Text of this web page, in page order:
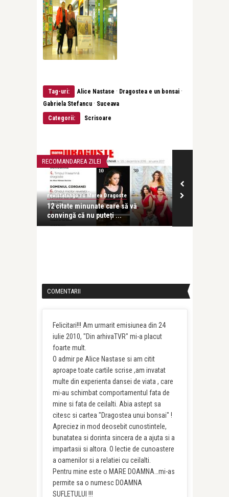
Tag-uri: Alice Nastase · Dragostea e un bonsai ·
Gabriela Stefancu · Suceava
Categorii:
Scrisoare
RECOMANDAREA ZILEI
revistatango.ro Marea Dragoste
12 citate minunate care să vă
convingă că nu puteți ...
COMENTARII
Felicitari!!! Am urmarit emisiunea din 24
iulie 2010, "Din arhivaTVR" mi-a placut
foarte mult.
O admir pe Alice Nastase si am citit
aproape toate cartile scrise ,am invatat
multe din experienta dansei de viata , care
mi-au schimbat comportamentul fata de
mine si fata de ceilalti. Abia astept sa
citesc si cartea "Dragostea unui bonsai" !
Apreciez in mod deosebit cunostintele,
bunatatea si dorinta sincera de a ajuta si a
impartasii si altora. O lectie de cunoastere
a oamenilor si a relatiei cu ceilalti.
Pentru mine este o MARE DOAMNA…mi-as
permite sa o numesc DOAMNA
SUFLETULUI !!!